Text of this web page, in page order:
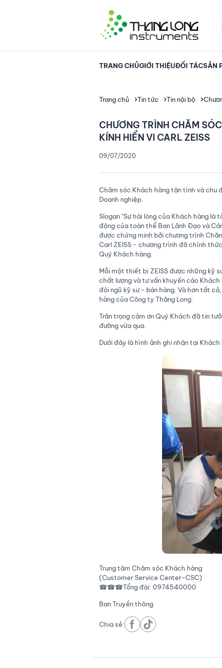
TRANG CHỦGIỚI THIỆUĐỐI TÁCSẢN
Trang chủ Tin tức Tin nội bộ
CHƯƠNG TRÌNH CHĂM
KÍNH HIỂN VI CARL ZEISS
09/07/2020
Chăm sóc Khách hàng tận tình và chu
Doanh nghiệp.
Slogan "Sự hài lòng của Khách hàng là
động của toàn thể Ban Lãnh Đạo và
được chứng minh bởi chương trình
Carl ZEISS - chương trình đã chính
Quý Khách hàng.
Mỗi một thiết bị ZEISS được những kỹ
chất lượng và tư vấn khuyến cáo
đội ngũ kỹ sư - bán hàng. Và hơn tất
hàng của Công ty Thăng Long.
Trân trọng cảm ơn Quý Khách đã tin
đường vừa qua.
Dưới đây là hình ảnh ghi nhận tại
Trung tâm Chăm sóc Khách hàng
(Customer Service Center-CSC)
☎☎☎Tổng đài: 0974540000
Ban Truyền thông
Chia sẻ: